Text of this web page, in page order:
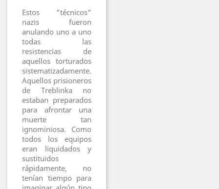
Estos "técnicos"
nazis fueron
anulando uno a uno
todas las
resistencias de
aquellos torturados
sistematizadamente.
Aquellos prisioneros
de Treblinka no
estaban preparados
para afrontar una
muerte tan
ignominiosa. Como
todos los equipos
eran liquidados y
sustituidos
rápidamente, no
tenían tiempo para